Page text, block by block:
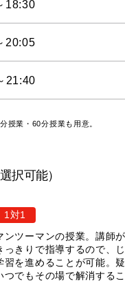
18:30
20:05
21:40
授業・60分授業も用意。
択可能）
1対1
ンツーマンの授業。講師
っきりで指導するので、
習を進めることが可能。疑
つでもその場で解消する